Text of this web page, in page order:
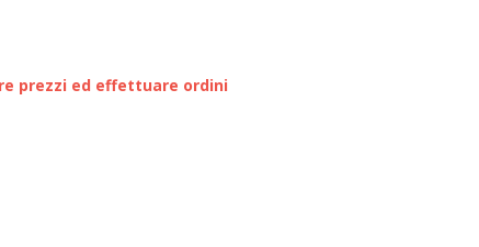
prezzi ed effettuare ordini